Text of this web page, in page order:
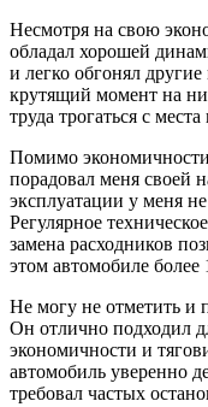
Несмотря на свою
обладал хорошей
и легко обгонял
крутящий момент на
труда трогаться с
Помимо
порадовал меня своей
эксплуатации у меня
Регулярное
замена расходников
этом автомобиле более
Не могу не отметить и
Он отлично подходил
экономичности и
автомобиль уверенно
требовал частых